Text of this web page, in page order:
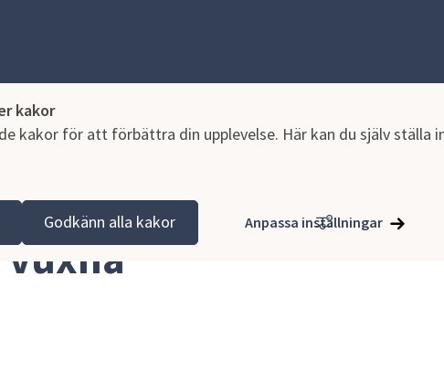
kakor
kakor för att förbättra din upplevelse. Här kan du själv ställa
Godkänn alla kakor Anpassa inställningar
för vuxna